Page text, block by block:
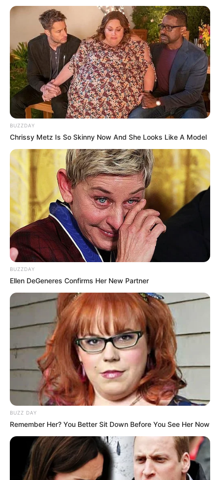
BUZZDAY
Chrissy Metz Is So Skinny Now And She Looks Like A Model
BUZZDAY
Ellen DeGeneres Confirms Her New Partner
BUZZ DAY
Remember Her? You Better Sit Down Before You See Her Now